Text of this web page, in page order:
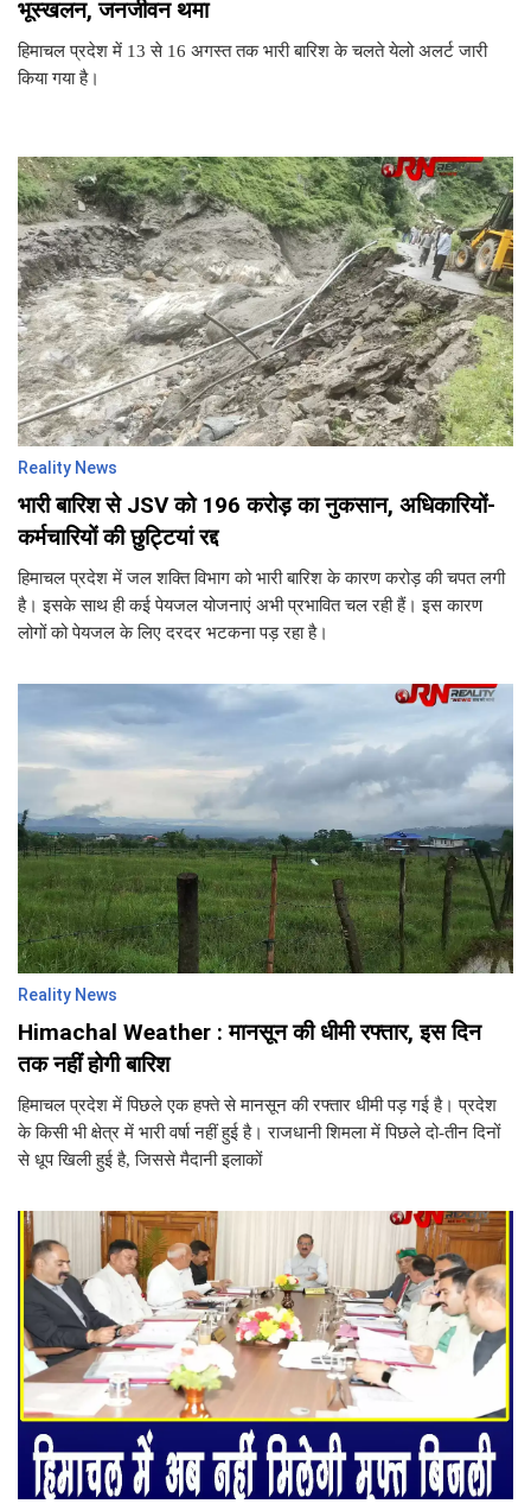
भूस्खलन, जनजीवन थमा
हिमाचल प्रदेश में 13 से 16 अगस्त तक भारी बारिश के चलते येलो अलर्ट जारी
किया गया है।
Reality News
भारी बारिश से JSV को 196 करोड़ का नुकसान, अधिकारियों-
कर्मचारियों की छुट्टियां रद्द
हिमाचल प्रदेश में जल शक्ति विभाग को भारी बारिश के कारण करोड़ की चपत लगी
है। इसके साथ ही कई पेयजल योजनाएं अभी प्रभावित चल रही हैं। इस कारण
लोगों को पेयजल के लिए दरदर भटकना पड़ रहा है।
Reality News
Himachal Weather : मानसून की धीमी रफ्तार, इस दिन
तक नहीं होगी बारिश
हिमाचल प्रदेश में पिछले एक हफ्ते से मानसून की रफ्तार धीमी पड़ गई है। प्रदेश
के किसी भी क्षेत्र में भारी वर्षा नहीं हुई है। राजधानी शिमला में पिछले दो-तीन दिनों
से धूप खिली हुई है, जिससे मैदानी इलाकों